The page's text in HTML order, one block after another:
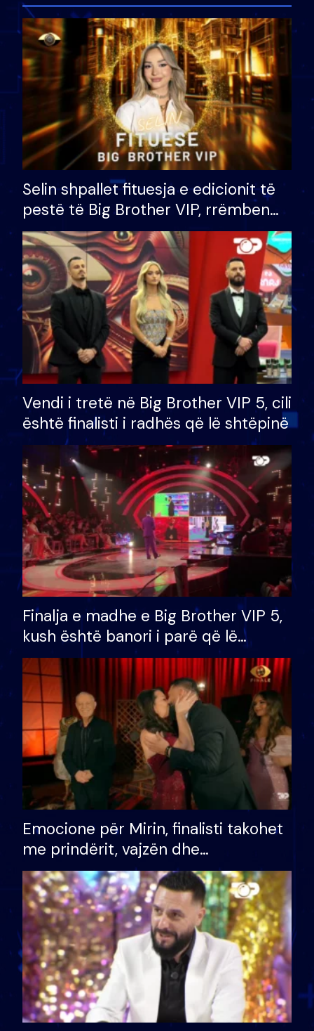
Selin shpallet fituesja e edicionit të
pestë të Big Brother VIP, rrëmben
çmimin e madh prej 100 mijë eurosh
Vendi i tretë në Big Brother VIP 5, cili
është finalisti i radhës që lë shtëpinë
Finalja e madhe e Big Brother VIP 5,
kush është banori i parë që lë
shtëpinë dhe humb mundësinë për
të fituar çmimin e madh
Emocione për Mirin, finalisti takohet
me prindërit, vajzën dhe
bashkëshorten: S’kemi ndonjë letër
divorci apo jo?